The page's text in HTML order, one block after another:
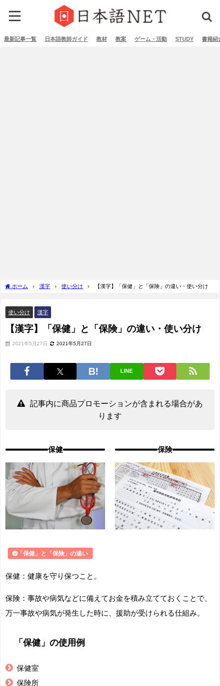
最新記事一覧 日本語教師ガイド 教材 教案 ゲーム・活動 STUDY 書籍紹
ホーム 漢字 使い分け 【漢字】「保健」と「保険」の違い・使い分け
使い分け 漢字
【漢字】「保健」と「保険」の違い・使い分け
2021年5月27日 2021年5月27日
LINE
記事内に商品プロモーションが含まれる場合があ
ります
保健 保険
「保健」と「保険」の違い
保健：健康を守り保つこと。
保険： 事故や病気などに備えてお金を積み立てておくことで、
万一事故や病気が発生した時に、援助が受けられる仕組み。
「保健」の使用例
保健室
保険所